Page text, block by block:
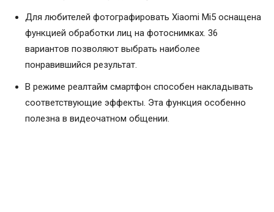
Для любителей фотографировать Xiaomi Mi5 оснащена
функцией обработки лиц на фотоснимках. 36
вариантов позволяют выбрать наиболее
понравившийся результат.
В режиме реалтайм смартфон способен накладывать
соответствующие эффекты. Эта функция особенно
полезна в видеочатном общении.